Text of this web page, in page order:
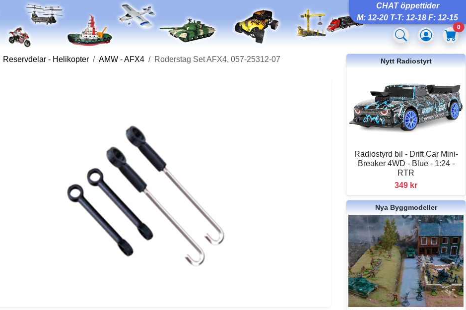
CHAT öppettider
M: 12-20 T-T: 12-18 F: 12-15
0
Reservdelar - Helikopter AMW - AFX4 Roderstag Set AFX4, 057-25312-07 Nytt Radiostyrt
Radiostyrd bil - Drift Car Mini-
Breaker 4WD - Blue - 1:24 -
RTR
349 kr
Nya Byggmodeller